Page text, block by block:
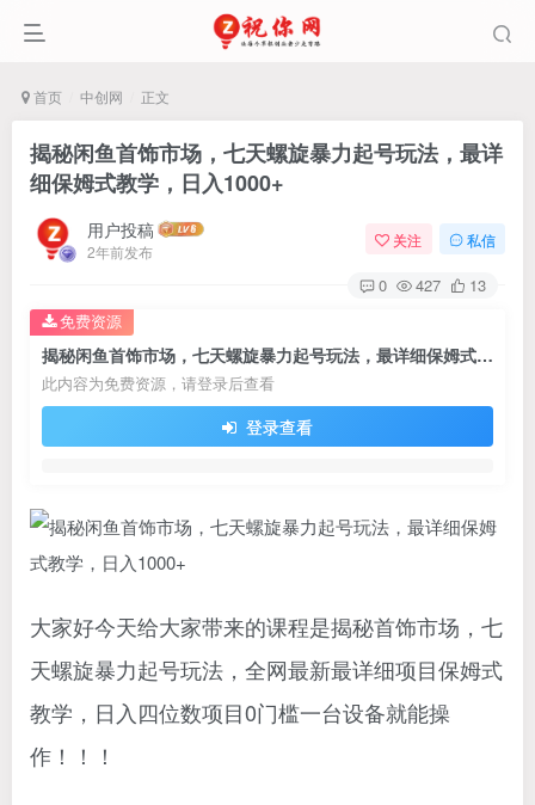
首页 中创网 正文
揭秘闲鱼首饰市场，七天螺旋暴力起号玩法，最详
细保姆式教学，日入1000+
用户投稿
2年前发布
关注 私信
0 427 13
揭秘闲鱼首饰市场，七天螺旋暴力起号玩法，最详细保姆式教学，日入1000+
此内容为免费资源，请登录后查看
登录查看
免费资源
大家好今天给大家带来的课程是揭秘首饰市场，七
天螺旋暴力起号玩法，全网最新最详细项目保姆式
教学，日入四位数项目0门槛一台设备就能操
作！！！